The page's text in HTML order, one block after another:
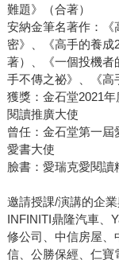
難題》（合著）
安納金筆名著作：《
密》、《高手的養成
著）、《一個投機者
手不傳之祕》、《高
獲獎：金石堂2021
閱讀推廣大使
曾任：金石堂第一屆
愛書大使
臉書：愛瑞克愛閱讀
邀請授課/演講的企業
INFINITI鼎隆汽車、
修公司、中信房屋、
信、公勝保經、仁寶